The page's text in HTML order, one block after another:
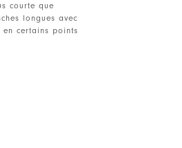
courte que
longues avec
certains points
poignets